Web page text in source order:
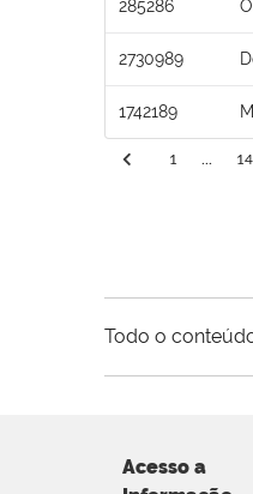
285286
2730989
1742189
1 14
Todo o
Acesso a